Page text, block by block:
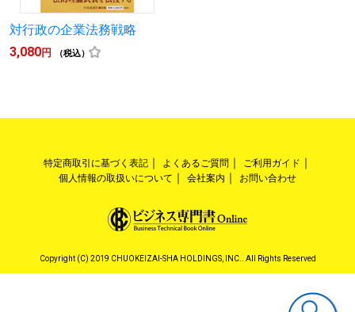
対行政の企業法務戦略
3,080円 （税込）
特定商取引に基づく表記 よくあるご質問
ご利用ガイド
個人情報の取扱いについて
会社案内 お問い合わせ
Copyright (C) 2019 CHUOKEIZAI-SHA HOLDINGS, INC.. All Rights Reserved